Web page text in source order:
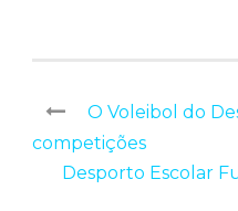
O Voleibol do
competições
Desporto Escolar